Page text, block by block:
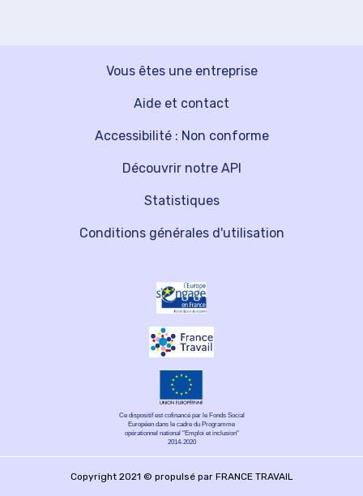
Vous êtes une entreprise
Découvrir notre API
Aide et contact
Statistiques
Accessibilité : Non conforme
Conditions générales d'utilisation
Ce dispositif est cofinancé par le Fonds Social
Européen dans le cadre du Programme
opérationnel national "Emploi et inclusion"
2014-2020
Copyright 2021 © propulsé par FRANCE TRAVAIL